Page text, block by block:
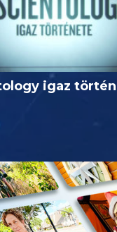
igaz